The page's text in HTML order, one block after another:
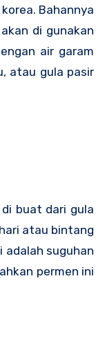
Bahannya
di gunakan
air garam
atau gula pasir
buat dari gula
atau bintang
adalah suguhan
permen ini